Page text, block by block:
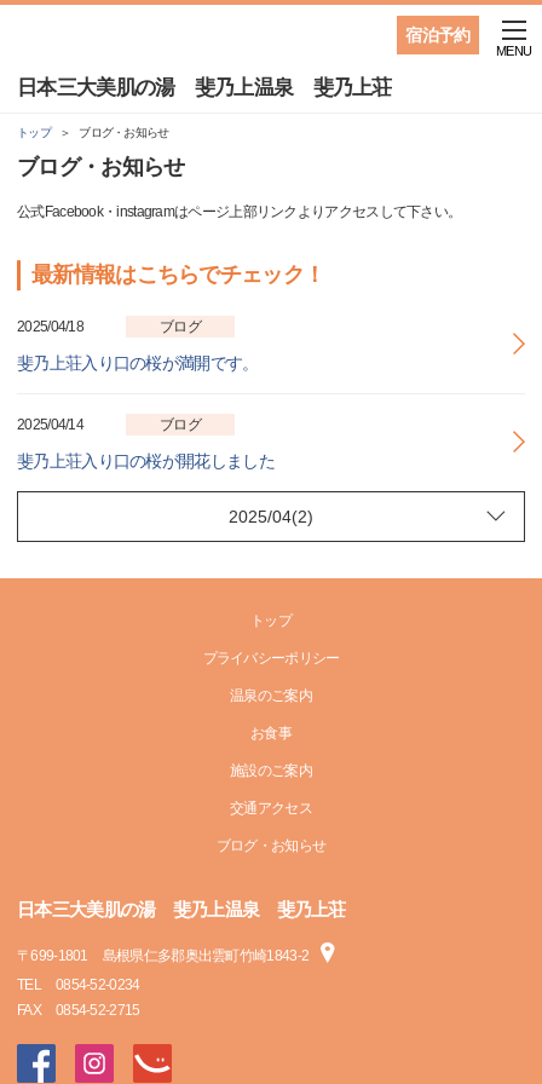
宿泊予約
日本三大美肌の湯 斐乃上温泉 斐乃上荘
MENU
トップ ブログ・お知らせ
ブログ・お知らせ
公式Facebook・instagramはページ上部リンクよりアクセスして下さい。
最新情報はこちらでチェック！
2025/04/18 ブログ
斐乃上荘入り口の桜が満開です。
2025/04/14 ブログ
斐乃上荘入り口の桜が開花しました
トップ
プライバシーポリシー
温泉のご案内
お食事
施設のご案内
交通アクセス
ブログ・お知らせ
日本三大美肌の湯 斐乃上温泉 斐乃上荘
〒699-1801
島根県仁多郡奥出雲町竹崎1843-2
TEL
0854-52-0234
FAX
0854-52-2715